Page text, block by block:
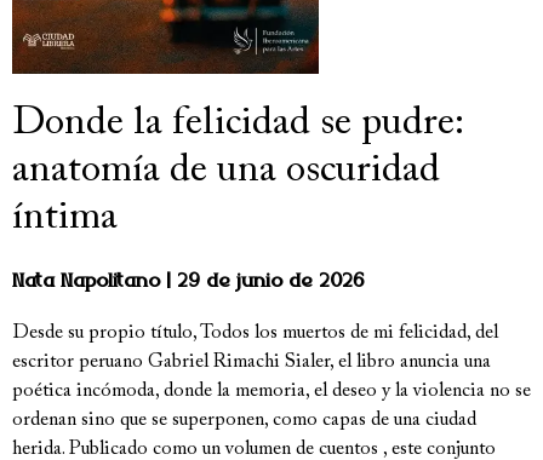
Donde la felicidad se pudre:
anatomía de una oscuridad
íntima
Nata Napolitano 29 de junio de 2026
Desde su propio título, Todos los muertos de mi felicidad, del
escritor peruano Gabriel Rimachi Sialer, el libro anuncia una
poética incómoda, donde la memoria, el deseo y la violencia no se
ordenan sino que se superponen, como capas de una ciudad
herida. Publicado como un volumen de cuentos , este conjunto